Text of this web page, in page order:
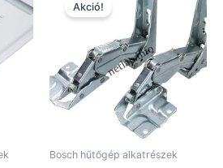
Akció!
Bosch hűtőgép alkatrészek